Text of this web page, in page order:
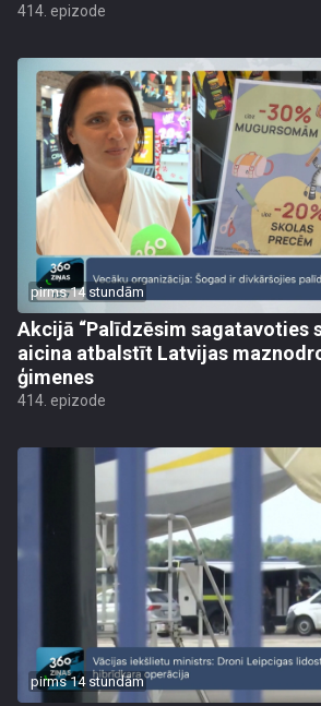
414. epizode
pirms 14 stundām
Akcijā “Palīdzēsim sagatavoties
aicina atbalstīt Latvijas
ģimenes
414. epizode
pirms 14 stundām